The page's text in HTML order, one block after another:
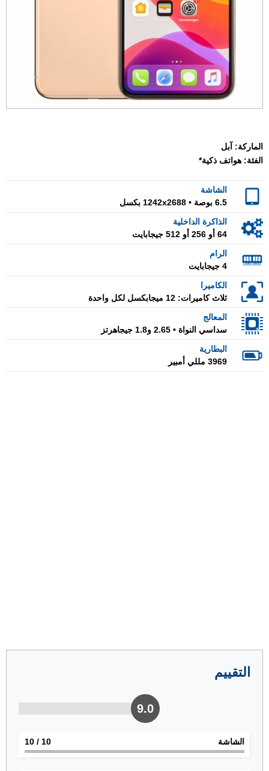
الماركة: آبل
الفئة: هواتف ذكية*
الشاشة
6.5 بوصة • 1242x2688 بكسل
الذاكرة الداخلية
64 أو 256 أو 512 جيجابايت
الرام
4 جيجابايت
الكاميرا
ثلاث كاميرات: 12 ميجابكسل لكل واحدة
المعالج
سداسي النواة • 2.65 و1.8 جيجاهرتز
البطارية
3969 مللي أمبير
التقييم
9.0
الشاشة 10
/ 10